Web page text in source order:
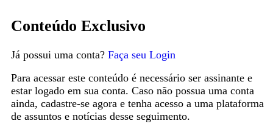
Conteúdo Exclusivo
Já possui uma conta? Faça seu Login
Para acessar este conteúdo é necessário ser assinante e
estar logado em sua conta. Caso não possua uma conta
ainda, cadastre-se agora e tenha acesso a uma plataforma
de assuntos e notícias desse seguimento.